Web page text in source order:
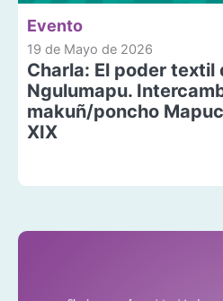
Evento
19 de Mayo de 2026
Charla: El poder textil
Ngulumapu.
makuñ/poncho
XIX